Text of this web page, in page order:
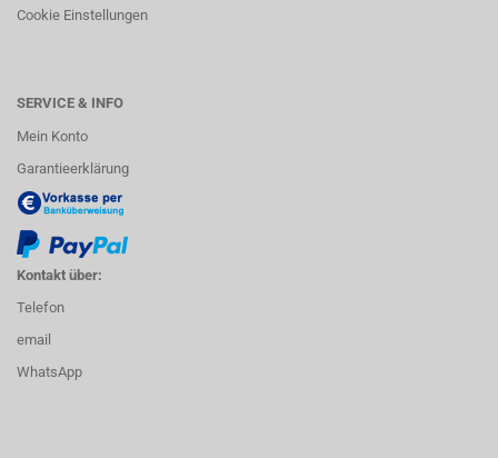
Cookie Einstellungen
SERVICE & INFO
Mein Konto
Garantieerklärung
Kontakt über:
Telefon
email
WhatsApp